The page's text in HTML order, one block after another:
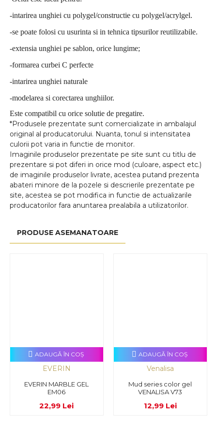
-intarirea unghiei cu polygel/constructie cu polygel/acrylgel.
-se poate folosi cu usurinta si in tehnica tipsurilor reutilizabile.
-extensia unghiei pe sablon, orice lungime;
-formarea curbei C perfecte
-intarirea unghiei naturale
-modelarea si corectarea unghiilor.
Este compatibil cu orice solutie de pregatire.
*Produsele prezentate sunt comercializate in ambalajul
original al producatorului. Nuanta, tonul si intensitatea
culorii pot varia in functie de monitor.
Imaginile produselor prezentate pe site sunt cu titlu de
prezentare si pot diferi in orice mod (culoare, aspect etc.)
de imaginile produselor livrate, acestea putand prezenta
abateri minore de la pozele si descrierile prezentate pe
site, acestea se pot modifica in functie de actualizarile
producatorilor fara anuntarea prealabila a utilizatorilor.
PRODUSE ASEMANATOARE
EVERIN
EVERIN MARBLE GEL
EM06
22,99 Lei
ADAUGĂ ÎN COŞ
Venalisa
Mud series color gel
VENALISA V73
12,99 Lei
ADAUGĂ ÎN COŞ